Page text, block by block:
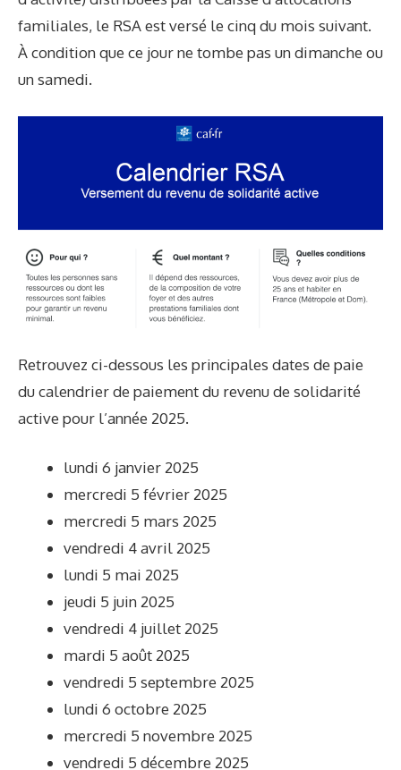
familiales, le RSA est versé le cinq du mois suivant.
À condition que ce jour ne tombe pas un dimanche ou
un samedi.
Retrouvez ci-dessous les principales dates de paie
du calendrier de paiement du revenu de solidarité
active pour l’année 2025.
lundi 6 janvier 2025
mercredi 5 février 2025
mercredi 5 mars 2025
vendredi 4 avril 2025
lundi 5 mai 2025
jeudi 5 juin 2025
vendredi 4 juillet 2025
mardi 5 août 2025
vendredi 5 septembre 2025
lundi 6 octobre 2025
mercredi 5 novembre 2025
vendredi 5 décembre 2025